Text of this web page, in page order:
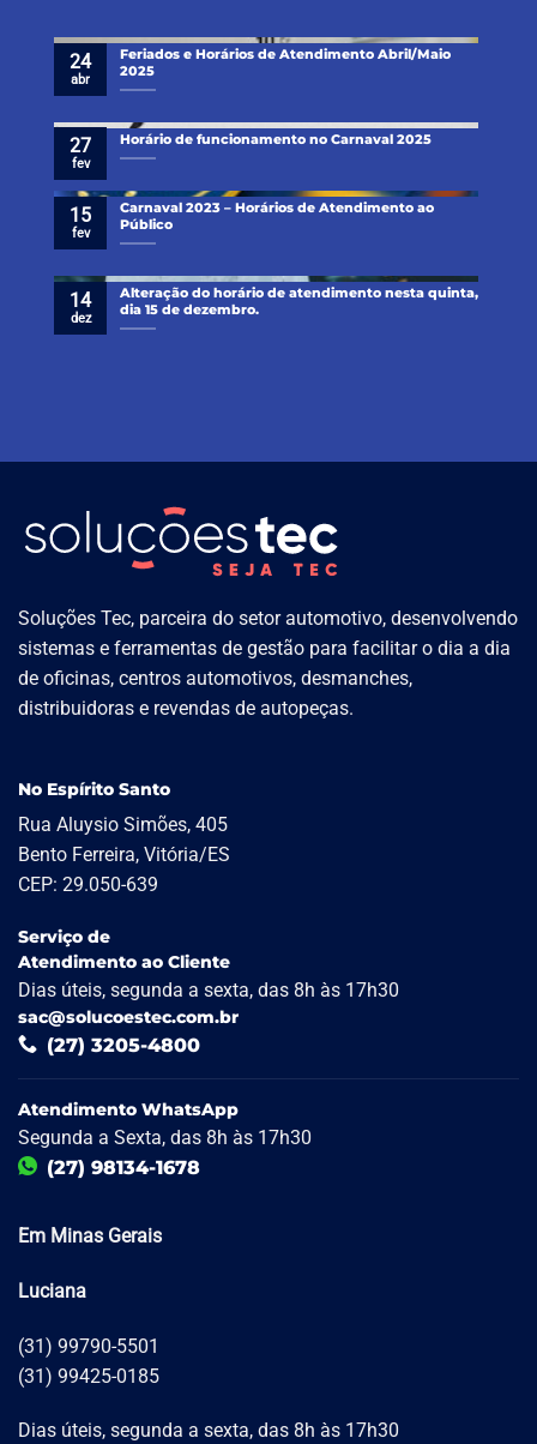
Feriados e Horários de Atendimento Abril/Maio
2025
24
abr
Horário de funcionamento no Carnaval 2025
27
fev
Carnaval 2023 – Horários de Atendimento ao
Público
15
fev
Alteração do horário de atendimento nesta quinta,
dia 15 de dezembro.
14
dez
Soluções Tec, parceira do setor automotivo, desenvolvendo
sistemas e ferramentas de gestão para facilitar o dia a dia
de oficinas, centros automotivos, desmanches,
distribuidoras e revendas de autopeças.
No Espírito Santo
Rua Aluysio Simões, 405
Bento Ferreira, Vitória/ES
CEP: 29.050-639
Serviço de
Atendimento ao Cliente
Dias úteis, segunda a sexta, das 8h às 17h30
sac@solucoestec.com.br
(27) 3205-4800
Atendimento WhatsApp
Segunda a Sexta, das 8h às 17h30
(27) 98134-1678
Em Minas Gerais
Luciana
(31) 99790-5501
(31) 99425-0185
Dias úteis, segunda a sexta, das 8h às 17h30